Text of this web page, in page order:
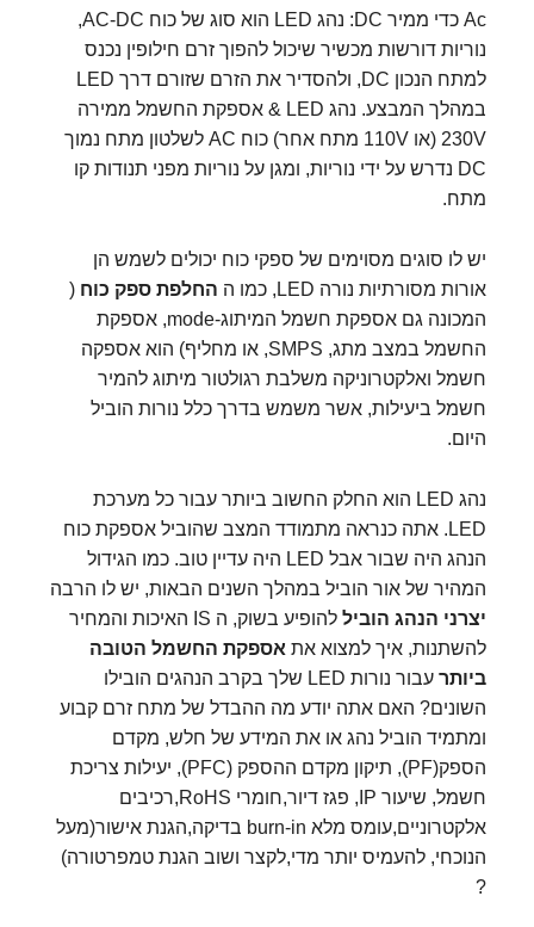
Ac כדי ממיר DC: נהג LED הוא סוג של כוח AC-DC,
נוריות דורשות מכשיר שיכול להפוך זרם חילופין נכנס
למתח הנכון DC, ולהסדיר את הזרם שזורם דרך LED
במהלך המבצע. נהג LED & אספקת החשמל ממירה
230V (או 110V מתח אחר) כוח AC לשלטון מתח נמוך
DC נדרש על ידי נוריות, ומגן על נוריות מפני תנודות קו
מתח.
יש לו סוגים מסוימים של ספקי כוח יכולים לשמש הן
אורות מסורתיות נורה LED, כמו ה
החלפת ספק כוח (
המכונה גם אספקת חשמל המיתוג-mode, אספקת
החשמל במצב מתג, SMPS, או מחליף) הוא אספקה ​​
חשמל ואלקטרוניקה משלבת רגולטור מיתוג להמיר
חשמל ביעילות, אשר משמש בדרך כלל נורות הוביל
היום.
נהג LED הוא החלק החשוב ביותר עבור כל מערכת
LED. אתה כנראה מתמודד המצב שהוביל אספקת כוח
הנהג היה שבור אבל LED היה עדיין טוב. כמו הגידול
המהיר של אור הוביל במהלך השנים הבאות, יש לו הרבה
יצרני הנהג הוביל
להופיע בשוק, ה IS האיכות והמחיר
להשתנות, איך למצוא את אספקת החשמל הטובה
ביותר
עבור נורות LED שלך בקרב הנהגים הובילו
השונים? האם אתה יודע מה ההבדל של מתח זרם קבוע
ומתמיד הוביל נהג או את המידע של חלש, מקדם
הספק(PF), תיקון מקדם ההספק (PFC), יעילות צריכת
חשמל, שיעור IP, פגז דיור,חומרי RoHS,רכיבים
אלקטרוניים,עומס מלא burn-in בדיקה,הגנת אישור(מעל
הנוכחי, להעמיס יותר מדי,לקצר ושוב הגנת טמפרטורה)
?